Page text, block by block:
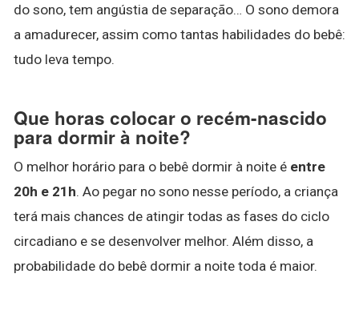
do sono, tem angústia de separação… O sono demora
a amadurecer, assim como tantas habilidades do bebê:
tudo leva tempo.
Que horas colocar o recém-nascido
para dormir à noite?
O melhor horário para o bebê dormir à noite é entre
20h e 21h. Ao pegar no sono nesse período, a criança
terá mais chances de atingir todas as fases do ciclo
circadiano e se desenvolver melhor. Além disso, a
probabilidade do bebê dormir a noite toda é maior.